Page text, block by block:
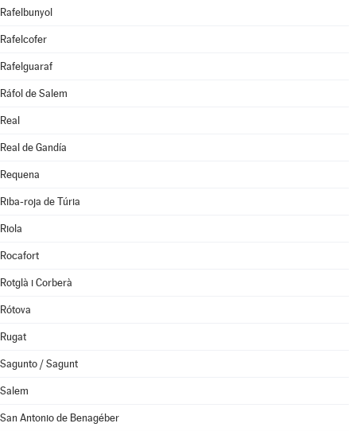
Rafelbunyol
Rafelcofer
Rafelguaraf
Ráfol de Salem
Real
Real de Gandía
Requena
Riba-roja de Túria
Riola
Rocafort
Rotglà i Corberà
Rótova
Rugat
Sagunto / Sagunt
Salem
San Antonio de Benagéber